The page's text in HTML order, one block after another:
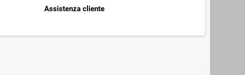
Assistenza cliente